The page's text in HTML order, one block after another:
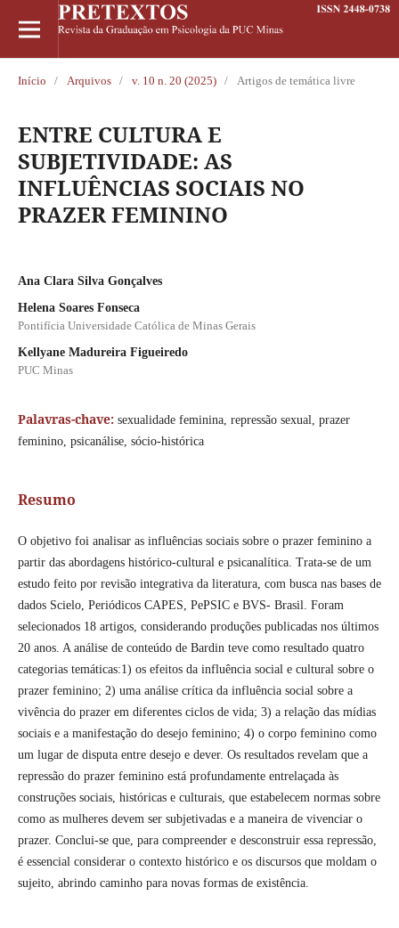
Início / Arquivos / v. 10 n. 20 (2025) / Artigos de temática livre
ENTRE CULTURA E
SUBJETIVIDADE: AS
INFLUÊNCIAS SOCIAIS NO
PRAZER FEMININO
Ana Clara Silva Gonçalves
Helena Soares Fonseca
Pontifícia Universidade Católica de Minas Gerais
Kellyane Madureira Figueiredo
PUC Minas
Palavras-chave: sexualidade feminina, repressão sexual, prazer
feminino, psicanálise, sócio-histórica
Resumo
O objetivo foi analisar as influências sociais sobre o prazer feminino a
partir das abordagens histórico-cultural e psicanalítica. Trata-se de um
estudo feito por revisão integrativa da literatura, com busca nas bases de
dados Scielo, Periódicos CAPES, PePSIC e BVS- Brasil. Foram
selecionados 18 artigos, considerando produções publicadas nos últimos
20 anos. A análise de conteúdo de Bardin teve como resultado quatro
categorias temáticas:1) os efeitos da influência social e cultural sobre o
prazer feminino; 2) uma análise crítica da influência social sobre a
vivência do prazer em diferentes ciclos de vida; 3) a relação das mídias
sociais e a manifestação do desejo feminino; 4) o corpo feminino como
um lugar de disputa entre desejo e dever. Os resultados revelam que a
repressão do prazer feminino está profundamente entrelaçada às
construções sociais, históricas e culturais, que estabelecem normas sobre
como as mulheres devem ser subjetivadas e a maneira de vivenciar o
prazer. Conclui-se que, para compreender e desconstruir essa repressão,
é essencial considerar o contexto histórico e os discursos que moldam o
sujeito, abrindo caminho para novas formas de existência.